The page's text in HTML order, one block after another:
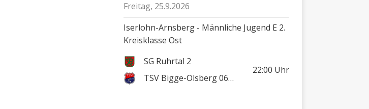
Freitag, 25.9.2026
Iserlohn-Arnsberg - Männliche Jugend E 2.
Kreisklasse Ost
SG Ruhrtal 2
TSV Bigge-Olsberg 06/08
22:00 Uhr